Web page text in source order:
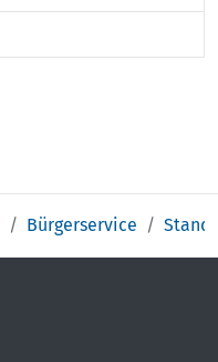
Bürgerservice